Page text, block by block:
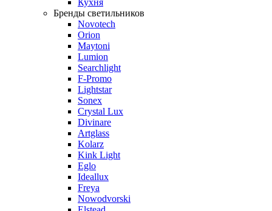
Кухня
Бренды светильников
Novotech
Orion
Maytoni
Lumion
Searchlight
F-Promo
Lightstar
Sonex
Crystal Lux
Divinare
Artglass
Kolarz
Kink Light
Eglo
Ideallux
Freya
Nowodvorski